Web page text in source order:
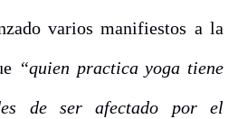
varios manifiestos a la
“quien practica yoga tiene
de ser afectado por el